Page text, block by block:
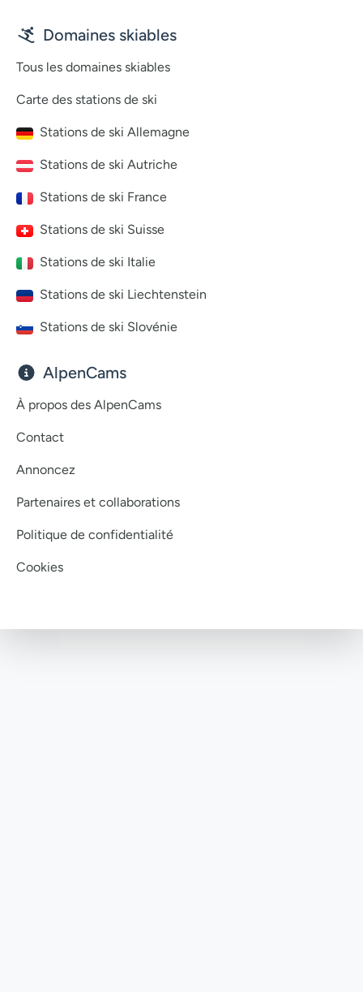
Domaines skiables
Tous les domaines skiables
Carte des stations de ski
Stations de ski Allemagne
Stations de ski Autriche
Stations de ski France
Stations de ski Suisse
Stations de ski Italie
Stations de ski Liechtenstein
Stations de ski Slovénie
AlpenCams
À propos des AlpenCams
Contact
Annoncez
Partenaires et collaborations
Politique de confidentialité
Cookies